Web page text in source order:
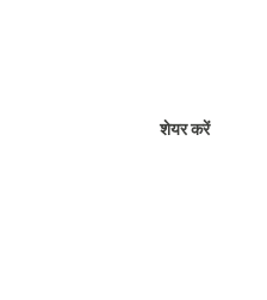
शेयर करें